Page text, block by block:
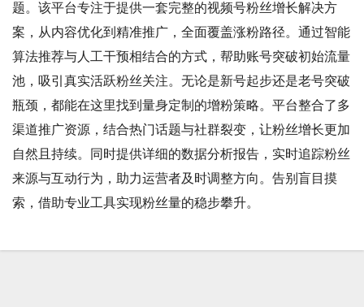
题。该平台专注于提供一套完整的视频号粉丝增长解决方
案，从内容优化到精准推广，全面覆盖涨粉路径。通过智能
算法推荐与人工干预相结合的方式，帮助账号突破初始流量
池，吸引真实活跃粉丝关注。无论是新号起步还是老号突破
瓶颈，都能在这里找到量身定制的增粉策略。平台整合了多
渠道推广资源，结合热门话题与社群裂变，让粉丝增长更加
自然且持续。同时提供详细的数据分析报告，实时追踪粉丝
来源与互动行为，助力运营者及时调整方向。告别盲目摸
索，借助专业工具实现粉丝量的稳步攀升。